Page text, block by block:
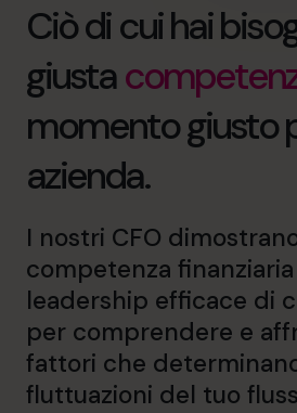
Ciò di cui hai
giusta
momento giusto
azienda.
I nostri CFO
competenza
leadership efficace di
per comprendere e
fattori che
fluttuazioni del tuo